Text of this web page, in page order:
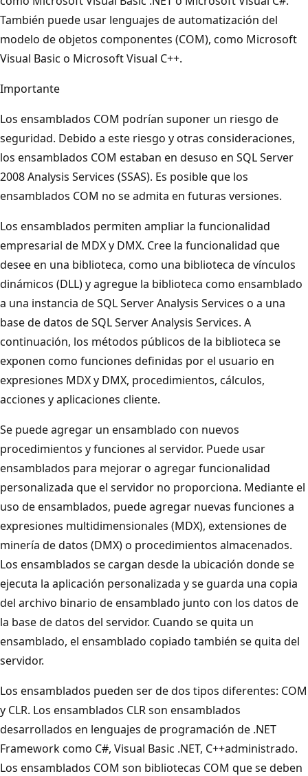
También puede usar lenguajes de automatización del
modelo de objetos componentes (COM), como Microsoft
Visual Basic o Microsoft Visual C++.
Importante
Los ensamblados COM podrían suponer un riesgo de
seguridad. Debido a este riesgo y otras consideraciones,
los ensamblados COM estaban en desuso en SQL Server
2008 Analysis Services (SSAS). Es posible que los
ensamblados COM no se admita en futuras versiones.
Los ensamblados permiten ampliar la funcionalidad
empresarial de MDX y DMX. Cree la funcionalidad que
desee en una biblioteca, como una biblioteca de vínculos
dinámicos (DLL) y agregue la biblioteca como ensamblado
a una instancia de SQL Server Analysis Services o a una
base de datos de SQL Server Analysis Services. A
continuación, los métodos públicos de la biblioteca se
exponen como funciones definidas por el usuario en
expresiones MDX y DMX, procedimientos, cálculos,
acciones y aplicaciones cliente.
Se puede agregar un ensamblado con nuevos
procedimientos y funciones al servidor. Puede usar
ensamblados para mejorar o agregar funcionalidad
personalizada que el servidor no proporciona. Mediante el
uso de ensamblados, puede agregar nuevas funciones a
expresiones multidimensionales (MDX), extensiones de
minería de datos (DMX) o procedimientos almacenados.
Los ensamblados se cargan desde la ubicación donde se
ejecuta la aplicación personalizada y se guarda una copia
del archivo binario de ensamblado junto con los datos de
la base de datos del servidor. Cuando se quita un
ensamblado, el ensamblado copiado también se quita del
servidor.
Los ensamblados pueden ser de dos tipos diferentes: COM
y CLR. Los ensamblados CLR son ensamblados
desarrollados en lenguajes de programación de .NET
Framework como C#, Visual Basic .NET, C++administrado.
Los ensamblados COM son bibliotecas COM que se deben